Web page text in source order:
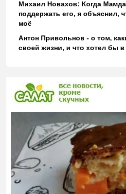
Михаил Новахов: Когда
поддержать его, я объяснил,
моё
Антон Привольнов - о том,
своей жизни, и что хотел бы в